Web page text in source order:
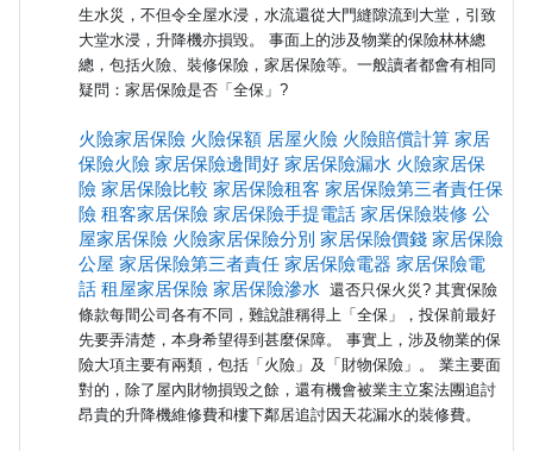
生水災，不但令全屋水浸，水流還從大門縫隙流到大堂，引致
大堂水浸，升降機亦損毀。 事面上的涉及物業的保險林林總
總，包括火險、裝修保險，家居保險等。一般讀者都會有相同
疑問：家居保險是否「全保」?
火險家居保險 火險保額 居屋火險 火險賠償計算 家居
保險火險 家居保險邊間好 家居保險漏水 火險家居保
險 家居保險比較 家居保險租客 家居保險第三者責任保
險 租客家居保險 家居保險手提電話 家居保險裝修 公
屋家居保險 火險家居保險分別 家居保險價錢 家居保險
公屋 家居保險第三者責任 家居保險電器 家居保險電
話 租屋家居保險 家居保險滲水 還否只保火災? 其實保險
條款每間公司各有不同，難說誰稱得上「全保」，投保前最好
先要弄清楚，本身希望得到甚麼保障。 事實上，涉及物業的保
險大項主要有兩類，包括「火險」及「財物保險」。 業主要面
對的，除了屋內財物損毀之餘，還有機會被業主立案法團追討
昂貴的升降機維修費和樓下鄰居追討因天花漏水的裝修費。